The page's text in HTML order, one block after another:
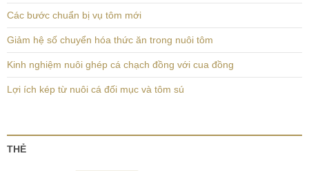
Các bước chuẩn bị vụ tôm mới
Giảm hệ số chuyển hóa thức ăn trong nuôi tôm
Kinh nghiệm nuôi ghép cá chạch đồng với cua đồng
Lợi ích kép từ nuôi cá đối mục và tôm sú
THẺ